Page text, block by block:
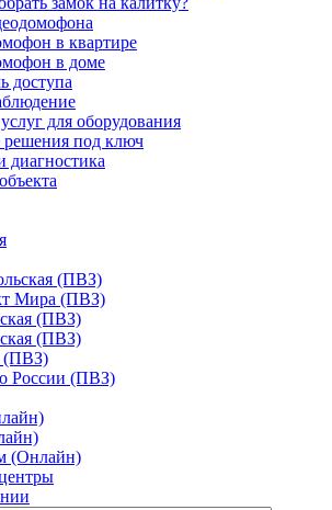
в квартире
в доме
доступа
для оборудования
решения под ключ
диагностика
(ПВЗ)
Мира (ПВЗ)
(ПВЗ)
(ПВЗ)
(ПВЗ)
России (ПВЗ)
(Онлайн)